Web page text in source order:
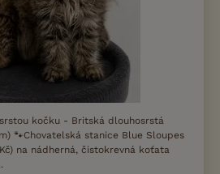
kočku - Britská dlouhosrstá
🐾Chovatelská stanice Blue Sloupes
na nádherná, čistokrevná koťata